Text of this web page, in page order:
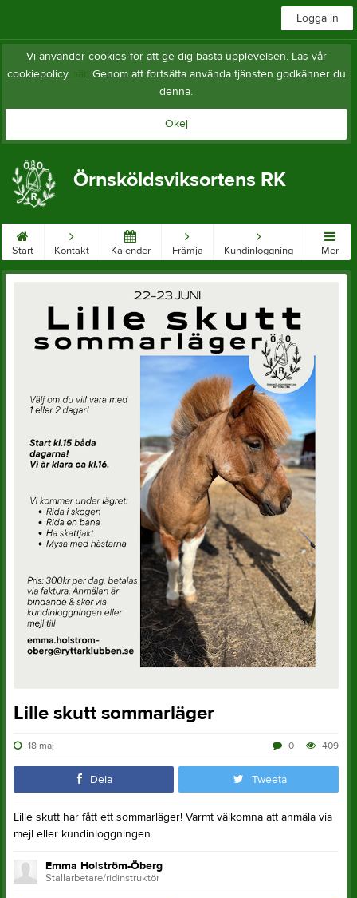
Logga in
Vi använder cookies för att ge dig bästa upplevelsen. Läs vår
cookiepolicy här. Genom att fortsätta använda tjänsten godkänner du
denna.
Okej
Örnsköldsviksortens RK
Start Kontakt Kalender Främja Kundinloggning Mer
Lille skutt sommarläger
18 maj 409
0
Dela Tweeta
Lille skutt har fått ett sommarläger! Varmt välkomna att anmäla via
mejl eller kundinloggningen.
Emma Holström-Öberg
Stallarbetare/ridinstruktör